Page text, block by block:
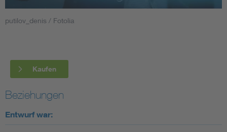
Smart Cities
Blitzschutz: DIN EN 62305 in der Übersicht
Circular Economy für mehr Ressourceneffizienz
putilov_denis / Fotolia
Kaufen
Beziehungen
Entwurf war: